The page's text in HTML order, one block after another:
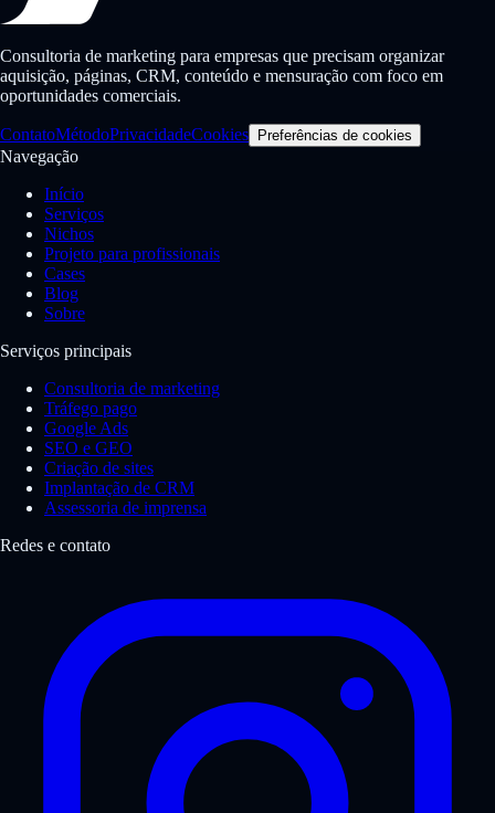
Consultoria de marketing para empresas que precisam organizar
aquisição, páginas, CRM, conteúdo e mensuração com foco em
oportunidades comerciais.
ContatoMétodoPrivacidadeCookies Preferências de cookies
Navegação
Início
Serviços
Nichos
Projeto para profissionais
Cases
Blog
Sobre
Serviços principais
Consultoria de marketing
Tráfego pago
Google Ads
SEO e GEO
Criação de sites
Implantação de CRM
Assessoria de imprensa
Redes e contato